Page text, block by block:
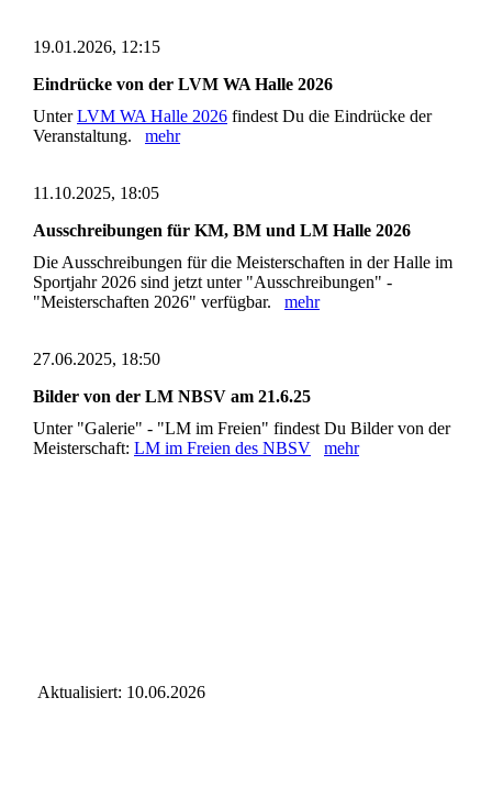
19.01.2026, 12:15
Eindrücke von der LVM WA Halle 2026
UnterLVM WA Halle 2026 findest Du die Eindrücke der
Veranstaltung. mehr
11.10.2025, 18:05
Ausschreibungen für KM, BM und LM Halle 2026
Die Ausschreibungen für die Meisterschaften in der Halle im
Sportjahr 2026 sind jetzt unter "Ausschreibungen" -
"Meisterschaften 2026" verfügbar. mehr
27.06.2025, 18:50
Bilder von der LM NBSV am 21.6.25
Unter "Galerie" - "LM im Freien" findest Du Bilder von der
Meisterschaft: LM im Freien des NBSV mehr
Aktualisiert: 10.06.2026